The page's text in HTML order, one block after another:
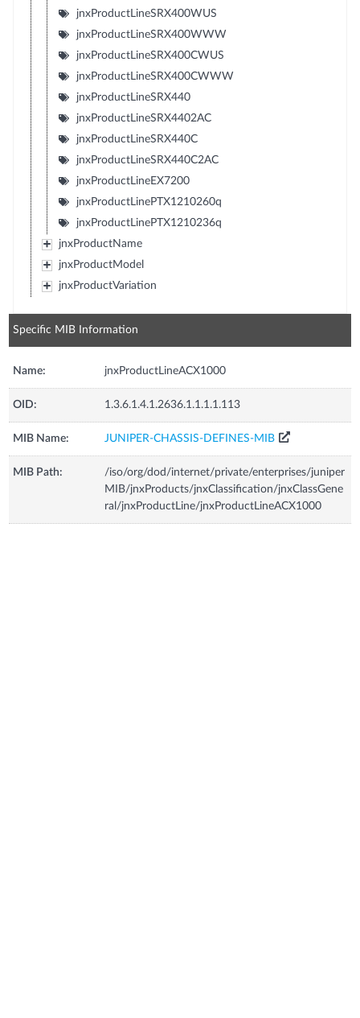
jnxProductLineSRX400WUS
jnxProductLineSRX400WWW
jnxProductLineSRX400CWUS
jnxProductLineSRX400CWWW
jnxProductLineSRX440
jnxProductLineSRX4402AC
jnxProductLineSRX440C
jnxProductLineSRX440C2AC
jnxProductLineEX7200
jnxProductLinePTX1210260q
jnxProductLinePTX1210236q
jnxProductName
jnxProductModel
jnxProductVariation
Specific MIB Information
Name: jnxProductLineACX1000
OID: 1.3.6.1.4.1.2636.1.1.1.1.113
MIB Name: JUNIPER-CHASSIS-DEFINES-MIB
MIB Path:
/iso/org/dod/internet/private/enterprises/juniper
MIB/jnxProducts/jnxClassification/jnxClassGene
ral/jnxProductLine/jnxProductLineACX1000